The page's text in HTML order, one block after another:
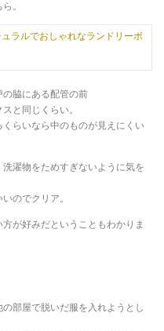
。
ラルでおしゃれなランドリーボ
脇にある配管の前
と同じくらい。
らいなら中のものが見えにくい
濯物をためすぎないように気を
のでクリア。
が好みだということもわかりま
部屋で脱いだ服を入れようとし